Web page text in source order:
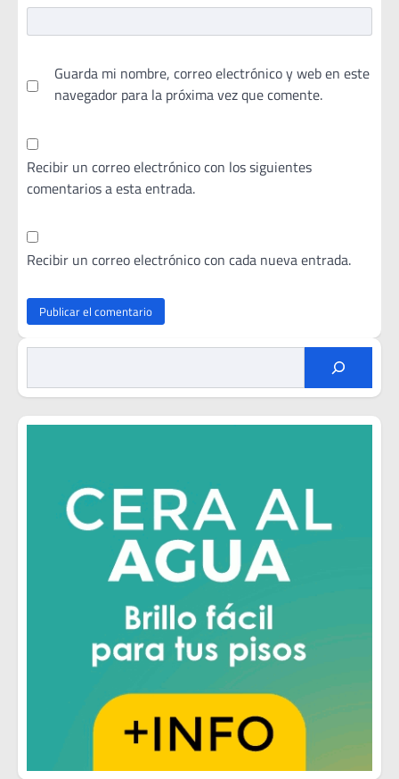
Guarda mi nombre, correo electrónico y web en este
navegador para la próxima vez que comente.
Recibir un correo electrónico con los siguientes
comentarios a esta entrada.
Recibir un correo electrónico con cada nueva entrada.